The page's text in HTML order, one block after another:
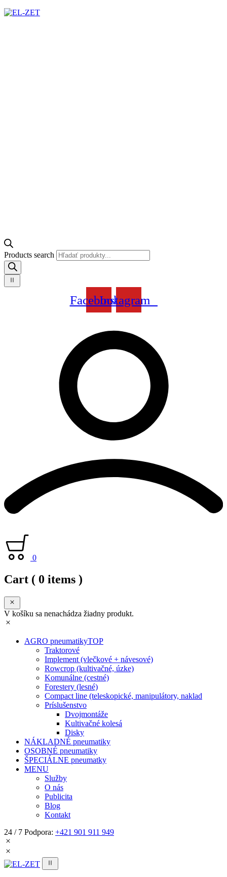
Products search
FacebookInstagram
0
Cart ( 0 items )
V košíku sa nenachádza žiadny produkt.
AGRO pneumatikyTOP
Traktorové
Implement (vlečkové + návesové)
Rowcrop (kultivačné, úzke)
Komunálne (cestné)
Forestery (lesné)
Compact line (teleskopické, manipulátory, naklad
Príslušenstvo
Dvojmontáže
Kultivačné kolesá
Disky
NÁKLADNÉ pneumatiky
OSOBNÉ pneumatiky
ŠPECIÁLNE pneumatky
MENU
Služby
O nás
Publicita
Blog
Kontakt
24 / 7 Podpora: +421 901 911 949